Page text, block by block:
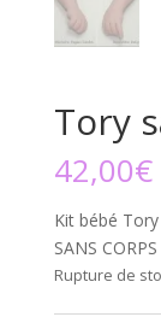
Tory
42,00€
Kit bébé
SANS CORPS
Rupture de